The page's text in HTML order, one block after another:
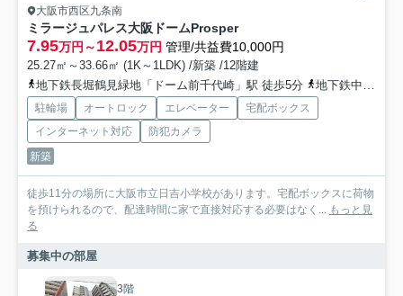
大阪市西区九条南
ミラージュパレス大阪ドームProsper
7.95万円～12.05万円 管理/共益費10,000円
25.27㎡～33.66㎡ (1K～1LDK) /新築 /12階建
地下鉄長堀鶴見緑地「ドーム前千代崎」駅 徒歩5分
地下鉄中央線「九条」駅 徒歩6分
駐輪場 オートロック エレベーター
宅配ボックス
インターネット対応
防犯カメラ
新築
徒歩11分の場所に大阪市立日吉小学校があります。宅配ボックスに荷物
を預けられるので、配達時間に家で直接対応する必要はなく...
もっと見
る
募集中の部屋
3階